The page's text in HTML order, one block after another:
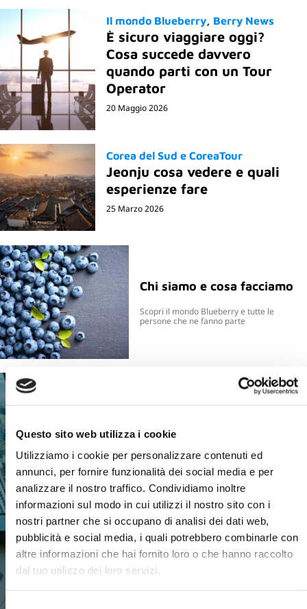
Questo sito web utilizza i cookie
Utilizziamo i cookie per personalizzare contenuti ed
annunci, per fornire funzionalità dei social media e per
analizzare il nostro traffico. Condividiamo inoltre
informazioni sul modo in cui utilizzi il nostro sito con i
nostri partner che si occupano di analisi dei dati web,
pubblicità e social media, i quali potrebbero combinarle con
altre informazioni che hai fornito loro o che hanno raccolto
dal tuo utilizzo dei loro servizi.
Il mondo Blueberry Berry News
È sicuro viaggiare oggi?
Cosa succede davvero
quando parti con un Tour
Operator
20 Maggio 2026
Corea del Sud e CoreaTour
Jeonju cosa vedere e quali
esperienze fare
25 Marzo 2026
Chi siamo e cosa facciamo
Scopri il mondo Blueberry e tutte le
persone che ne fanno parte
B-TOUR
GRANDI EMOZIONI
SCOPRI DI PIU'